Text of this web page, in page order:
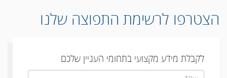
הצטרפו לרשימת התפוצה שלנו
לקבלת מידע מקצועי בתחומי העניין שלכם